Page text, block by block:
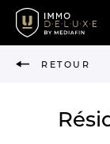
RETOUR